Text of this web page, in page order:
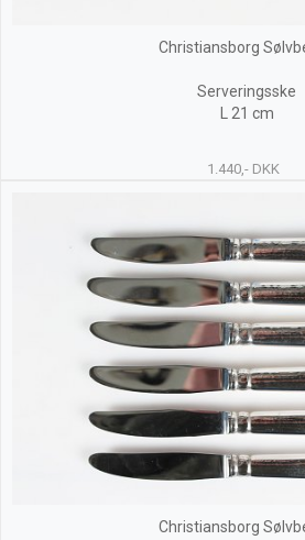
Christiansborg
Serveringsske
L 21 cm
1.440,- DKK
Christiansborg